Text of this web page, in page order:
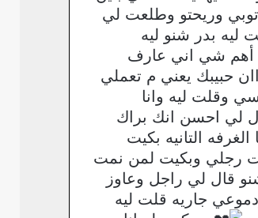
وريحتو وطلعت لي
ليه بدر شنو ليه
أهم شي اني عارف
حبيبك يعني م تعملي
وقلت ليه وانا
لي احسن انك براك
التانيه بكيت
رجلي وبكيت لمن نمت
قال لي راجل وعاوز
جاريه قلت ليه